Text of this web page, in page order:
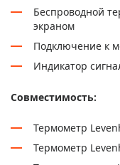
Беспроводной
экраном
Подключение к
Индикатор
Совместимость:
Термометр
Термометр